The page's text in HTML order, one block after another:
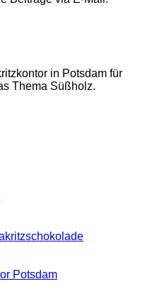
in Potsdam für
Thema Süßholz.
Keine
Lakritzkontor
Keine
PotsdamKeine